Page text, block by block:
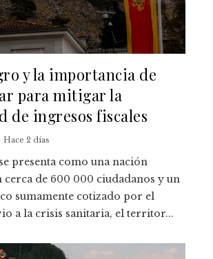
y la importancia de
para mitigar la
de ingresos fiscales
Hace 2 días
presenta como una nación
cerca de 600 000 ciudadanos y un
sumamente cotizado por el
a la crisis sanitaria, el territor...